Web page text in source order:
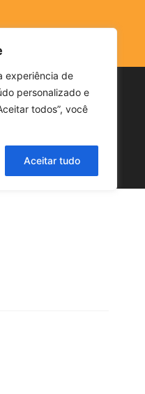
experiência de
personalizado e
todos”, você
Aceitar tudo
ECONOMIA